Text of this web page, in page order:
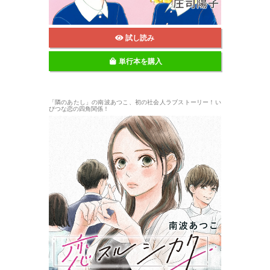
試し読み
単行本を購入
「隣のあたし」の南波あつこ、初の社会人ラブストーリー！い
びつな恋の四角関係！